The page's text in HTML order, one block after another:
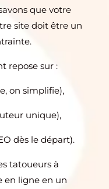
que votre
site doit être un
repose sur :
on simplifie),
unique),
dès le départ).
tatoueurs à
en ligne en un